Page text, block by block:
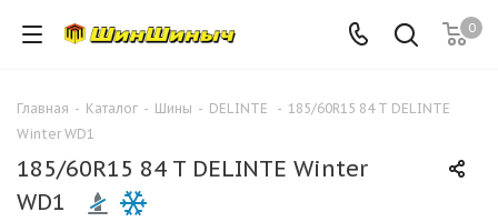
0
Главная - Каталог - Шины - DELINTE - 185/60R15 84 T DELINTE
Winter WD1
185/60R15 84 T DELINTE Winter
WD1